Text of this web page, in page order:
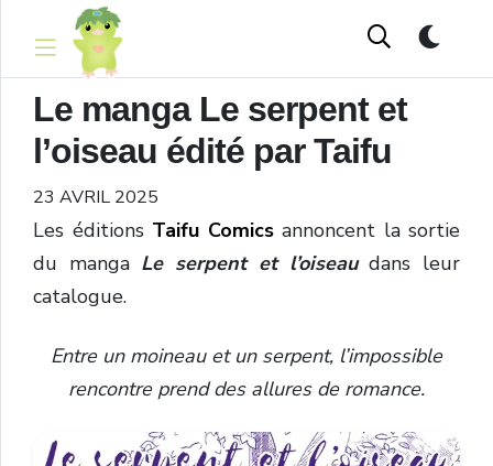
Le manga Le serpent et
l’oiseau édité par Taifu
23 AVRIL 2025
Les éditions Taifu Comicsannoncent la sortie
du manga Le serpent et l’oiseau dans leur
catalogue.
Entre un moineau et un serpent, l’impossible
rencontre prend des allures de romance.